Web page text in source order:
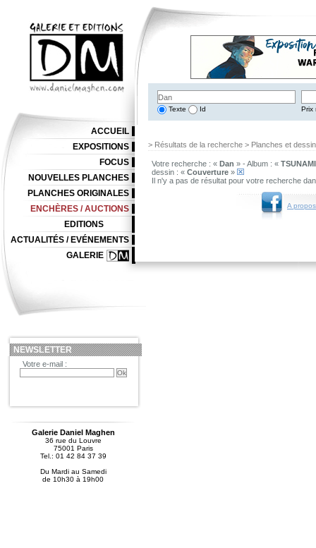
Texte Id Prix
> Résultats de la recherche > Planches et
Votre recherche : « Dan » - Album : «
dessin : « Couverture »
Il n'y a pas de résultat pour votre recherche
A
ACCUEIL
EXPOSITIONS
FOCUS
NOUVELLES PLANCHES
PLANCHES ORIGINALES
ENCHÈRES / AUCTIONS
EDITIONS
ACTUALITÉS / EVÉNEMENTS
GALERIE
NEWSLETTER
Votre e-mail :
Galerie Daniel Maghen
36 rue du Louvre
75001 Paris
Tel.: 01 42 84 37 39
Du Mardi au Samedi
de 10h30 à 19h00